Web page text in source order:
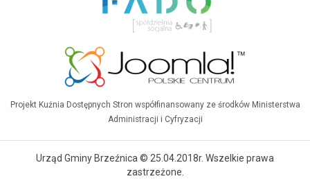
Projekt Kuźnia Dostępnych Stron współfinansowany ze środków Ministerstwa
Administracji i Cyfryzacji
Urząd Gminy Brzeźnica © 25.04.2018r. Wszelkie prawa
zastrzeżone.